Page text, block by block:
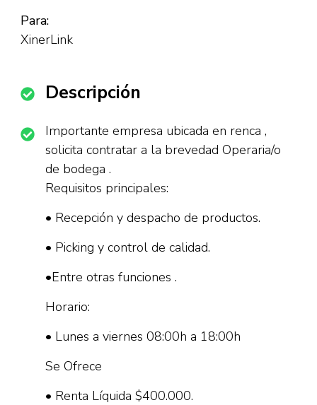
Para:
XinerLink
Descripción
Importante empresa ubicada en renca ,
solicita contratar a la brevedad Operaria/o
de bodega .
Requisitos principales:
• Recepción y despacho de productos.
• Picking y control de calidad.
•Entre otras funciones .
Horario:
• Lunes a viernes 08:00h a 18:00h
Se Ofrece
• Renta Líquida $400.000.